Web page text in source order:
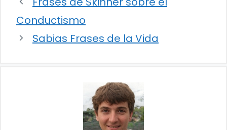
Conductismo
Sabias Frases de la Vida